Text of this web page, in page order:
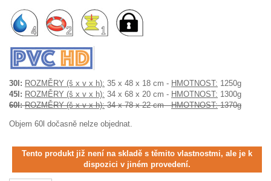
30l: ROZMĚRY (š x v x h): 35 x 48 x 18 cm - HMOTNOST: 1250g
45l: ROZMĚRY (š x v x h): 34 x 68 x 20 cm - HMOTNOST: 1300g
60l: ROZMĚRY (š x v x h):34 x 78 x 22 cm -HMOTNOST:1370g
Objem 60l dočasně nelze objednat.
Tento produkt již není na skladě s těmito vlastnostmi, ale je k
dispozici v jiném provedení.